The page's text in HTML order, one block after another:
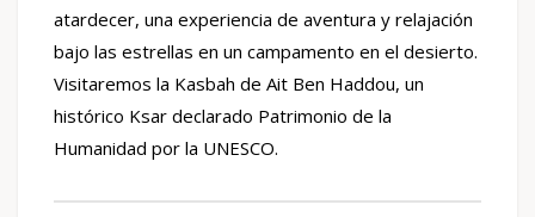
atardecer, una experiencia de aventura y relajación
bajo las estrellas en un campamento en el desierto.
Visitaremos la Kasbah de Ait Ben Haddou, un
histórico Ksar declarado Patrimonio de la
Humanidad por la UNESCO.